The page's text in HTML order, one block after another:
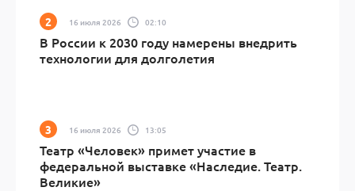
16 июля 2026 02:10
В России к 2030 году намерены внедрить
технологии для долголетия
16 июля 2026 13:05
Театр «Человек» примет участие в
федеральной выставке «Наследие. Театр.
Великие»